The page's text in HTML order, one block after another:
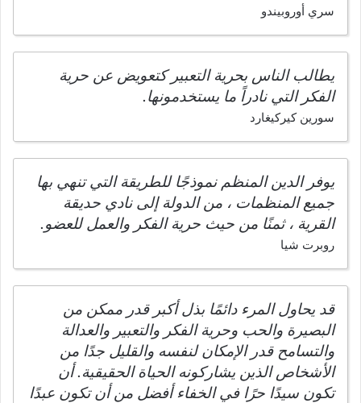
سري أوروبيندو
يطالب الناس بحرية التعبير كتعويض عن حرية
الفكر التي نادراً ما يستخدمونها.
سورين كيركيغارد
يوفر الدين المنظم نموذجًا للطريقة التي تنهي بها
جميع المنظمات ، من الدولة إلى نادي حديقة
القرية ، ثمنًا من حيث حرية الفكر والعمل للعضو.
روبرت شيا
قد يحاول المرء دائمًا بذل أكبر قدر ممكن من
البصيرة والحب وحرية الفكر والتعبير والعدالة
والتسامح قدر الإمكان لنفسه والقليل جدًا من
الأشخاص الذين يشاركونه الحياة الحقيقية. أن
تكون سيدًا حرًا في الخفاء أفضل من أن تكون عبدًا